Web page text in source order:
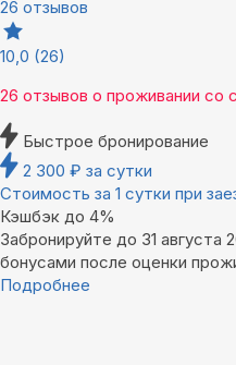
26 отзывов
10,0 (26)
26 отзывов о проживании со
Быстрое бронирование
2 300 ₽ за сутки
Стоимость за 1 сутки при
Кэшбэк до 4%
Забронируйте до 31
бонусами после оценки
Подробнее